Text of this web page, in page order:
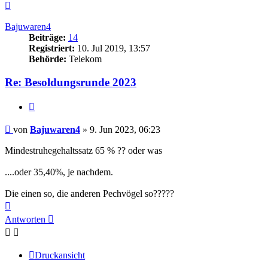
Bajuwaren4
Beiträge: 14
Registriert: 10. Jul 2019, 13:57
Behörde: Telekom
Re: Besoldungsrunde 2023
Beitrag
von Bajuwaren4 » 9. Jun 2023, 06:23
Mindestruhegehaltssatz 65 % ?? oder was
....oder 35,40%, je nachdem.
Die einen so, die anderen Pechvögel so?????
oben
Antworten
Druckansicht